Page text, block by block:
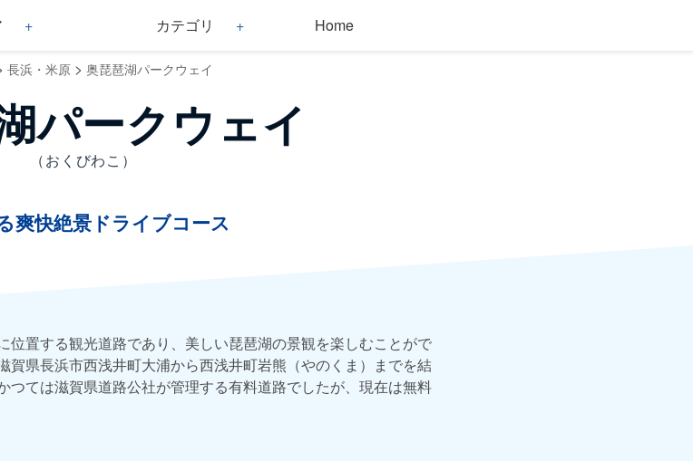
カテゴリ Home
長浜・米原 > 奥琵琶湖パークウェイ
パークウェイ
（おくびわこ）
爽快絶景ドライブコース
位置する観光道路であり、美しい琵琶湖の景観を楽しむことがで
賀県長浜市西浅井町大浦から西浅井町岩熊（やのくま）までを結
つては滋賀県道路公社が管理する有料道路でしたが、現在は無料